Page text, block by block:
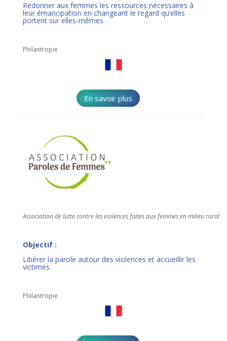
Redonner aux femmes les ressources nécessaires à
leur émancipation en changeant le regard qu’elles
portent sur elles-mêmes
Philantropie
En savoir plus
Association de lutte contre les violences faites aux femmes en milieu rural
Objectif :
Libérer la parole autour des violences et accueillir les
victimes
Philantropie